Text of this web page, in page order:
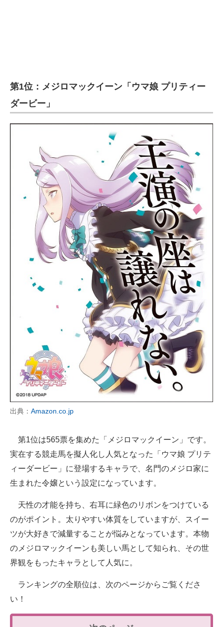
第1位：メジロマックイーン「ウマ娘 プリティー
ダービー」
出典： Amazon.co.jp
第1位は565票を集めた「メジロマックイーン」です。
実在する競走馬を擬人化し人気となった「ウマ娘 プリテ
ィーダービー」に登場するキャラで、名門のメジロ家に
生まれた令嬢という設定になっています。
天性の才能を持ち、右耳に緑色のリボンをつけている
のがポイント。太りやすい体質をしていますが、スイー
ツが大好きで減量することが悩みとなっています。本物
のメジロマックイーンも美しい馬として知られ、その世
界観をもったキャラとして人気に。
ランキングの全順位は、次のページからご覧くださ
い！